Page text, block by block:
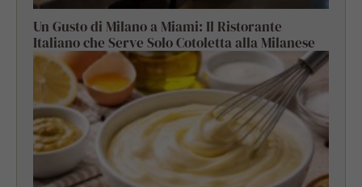
Un Gusto di Milano a Miami: Il Ristorante
Italiano che Serve Solo Cotoletta alla Milanese